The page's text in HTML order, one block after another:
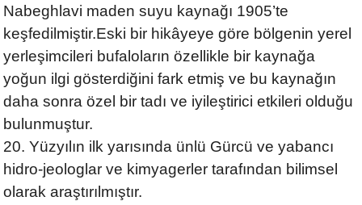
Nabeghlavi maden suyu kaynağı 1905’te
keşfedilmiştir.Eski bir hikâyeye göre bölgenin yerel
yerleşimcileri bufaloların özellikle bir kaynağa
yoğun ilgi gösterdiğini fark etmiş ve bu kaynağın
daha sonra özel bir tadı ve iyileştirici etkileri olduğu
bulunmuştur.
20. Yüzyılın ilk yarısında ünlü Gürcü ve yabancı
hidro-jeologlar ve kimyagerler tarafından bilimsel
olarak araştırılmıştır.